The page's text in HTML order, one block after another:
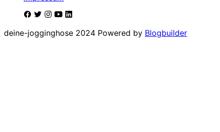
deine-jogginghose 2024 Powered by Blogbuilder